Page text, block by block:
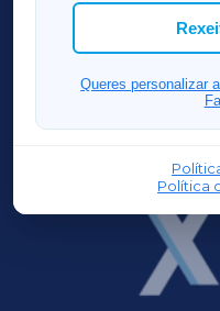
Queres personalizar
Política